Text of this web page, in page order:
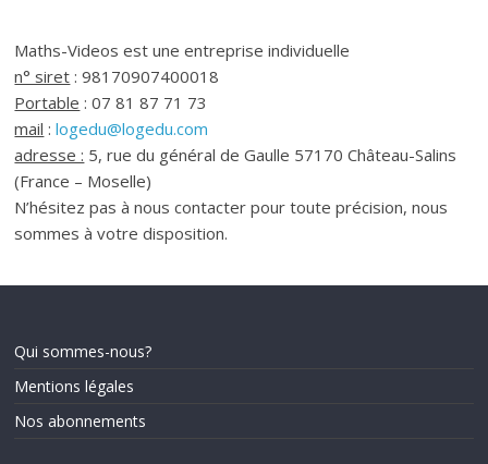
Maths-Videos est une entreprise individuelle
n° siret : 98170907400018
Portable : 07 81 87 71 73
mail :logedu@logedu.com
adresse : 5, rue du général de Gaulle 57170 Château-Salins
(France – Moselle)
N’hésitez pas à nous contacter pour toute précision, nous
sommes à votre disposition.
Qui sommes-nous?
Mentions légales
Nos abonnements